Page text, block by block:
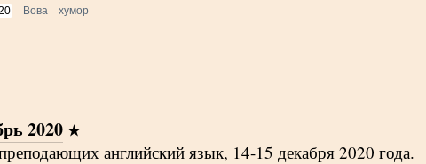
Вова хумор
2020
английский язык, 14-15 декабря 2020 года.